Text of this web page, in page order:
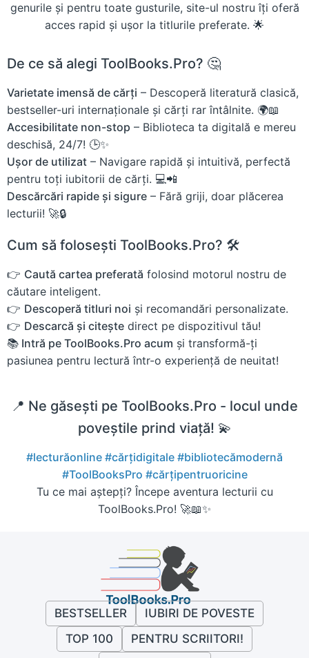
genurile și pentru toate gusturile, site-ul nostru îți oferă
acces rapid și ușor la titlurile preferate. 🌟
De ce să alegi ToolBooks.Pro? 🤔
Varietate imensă de cărți – Descoperă literatură clasică,
bestseller-uri internaționale și cărți rar întâlnite. 🌍📖
Accesibilitate non-stop – Biblioteca ta digitală e mereu
deschisă, 24/7! 🕒✨
Ușor de utilizat – Navigare rapidă și intuitivă, perfectă
pentru toți iubitorii de cărți. 💻📲
Descărcări rapide și sigure – Fără griji, doar plăcerea
lecturii! 🚀🔒
Cum să folosești ToolBooks.Pro? 🛠️
👉 Caută cartea preferată folosind motorul nostru de
căutare inteligent.
👉 Descoperă titluri noi și recomandări personalizate.
👉 Descarcă și citește direct pe dispozitivul tău!
📚 Intră pe ToolBooks.Pro acum și transformă-ți
pasiunea pentru lectură într-o experiență de neuitat!
📍 Ne găsești pe ToolBooks.Pro - locul unde
poveștile prind viață! 💫
#lecturăonline #cărțidigitale #bibliotecămodernă
#ToolBooksPro #cărțipentruoricine
Tu ce mai aștepți? Începe aventura lecturii cu
ToolBooks.Pro! 🚀📖✨
BESTSELLER
IUBIRI DE POVESTE
TOP 100
PENTRU SCRIITORI!